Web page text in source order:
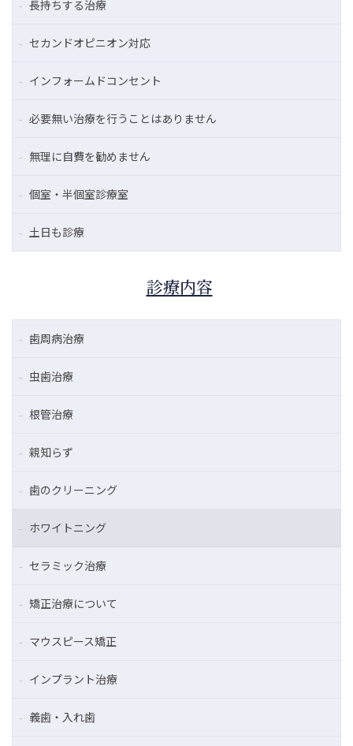
長持ちする治療
セカンドオピニオン対応
インフォームドコンセント
必要無い治療を行うことはありません
無理に自費を勧めません
個室・半個室診療室
土日も診療
診療内容
歯周病治療
虫歯治療
根管治療
親知らず
歯のクリーニング
ホワイトニング
セラミック治療
矯正治療について
マウスピース矯正
インプラント治療
義歯・入れ歯